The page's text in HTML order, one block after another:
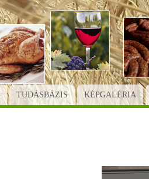
TUDÁSBÁZIS KÉPGALÉRIA